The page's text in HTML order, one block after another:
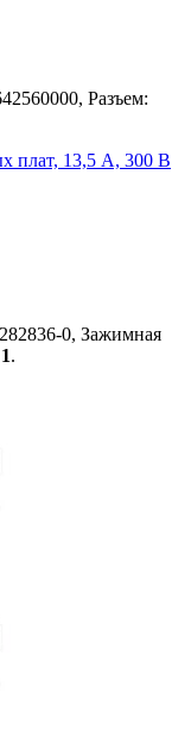
Разъем:
плат, 13,5 А, 300 В
0, Зажимная
1.